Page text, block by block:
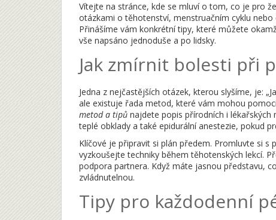
Vítejte na stránce, kde se mluví o tom, co je pro
otázkami o těhotenství, menstruačním cyklu
Přinášíme vám konkrétní tipy, které můžete
vše napsáno jednoduše a po lidsky.
Jak zmírnit bolesti při
Jedna z nejčastějších otázek, kterou slyšíme, je:
ale existuje řada metod, které vám mohou
metod a tipů najdete popis přírodních i lékařských
teplé obklady a také epidurální anestezie, pokud
Klíčové je připravit si plán předem. Promluvte si
vyzkoušejte techniky během těhotenských lekcí.
podpora partnera. Když máte jasnou představu,
zvládnutelnou.
Tipy pro každodenní